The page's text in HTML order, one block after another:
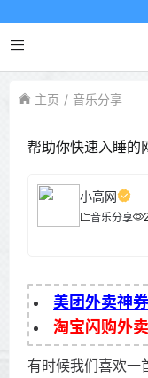
主页 音乐分享
帮助你快速入睡的
小高网
音乐分享
美团外卖神
淘宝闪购外
有时候我们喜欢一